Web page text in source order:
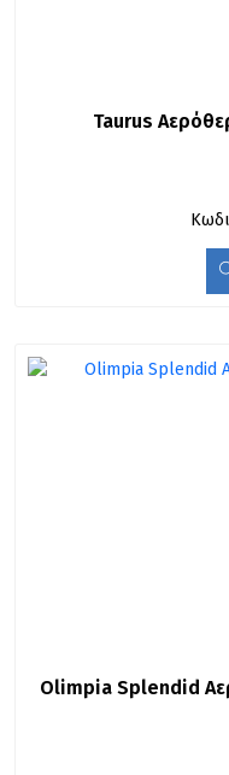
Taurus
Olimpia Splendid